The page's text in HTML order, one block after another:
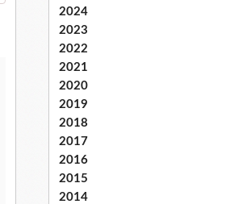
2024
2023
2022
2021
2020
2019
2018
2017
2016
2015
2014